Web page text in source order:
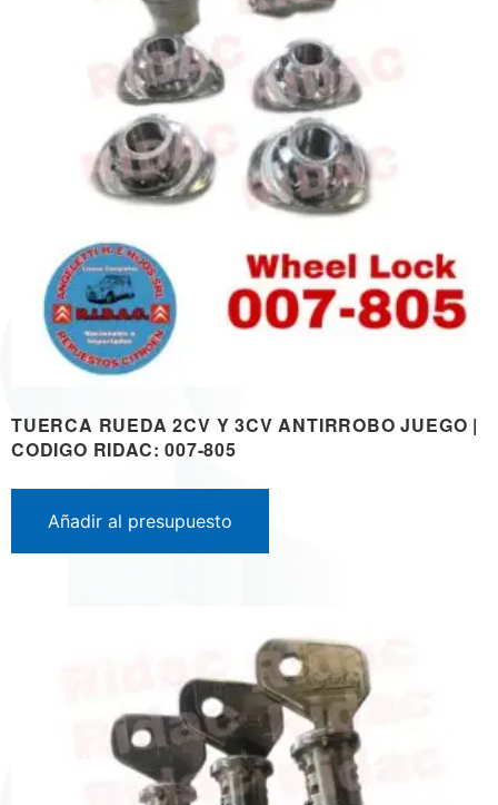
TUERCA RUEDA 2CV Y 3CV ANTIRROBO JUEGO |
CODIGO RIDAC: 007-805
Añadir al presupuesto